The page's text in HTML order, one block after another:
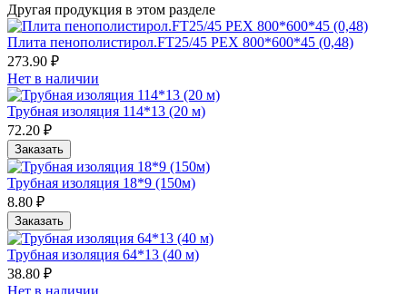
Другая продукция в этом разделе
Плита пенополистирол.FT25/45 PEX 800*600*45 (0,48)
273.90 ₽
Нет в наличии
Трубная изоляция 114*13 (20 м)
72.20 ₽
Заказать
Трубная изоляция 18*9 (150м)
8.80 ₽
Заказать
Трубная изоляция 64*13 (40 м)
38.80 ₽
Нет в наличии